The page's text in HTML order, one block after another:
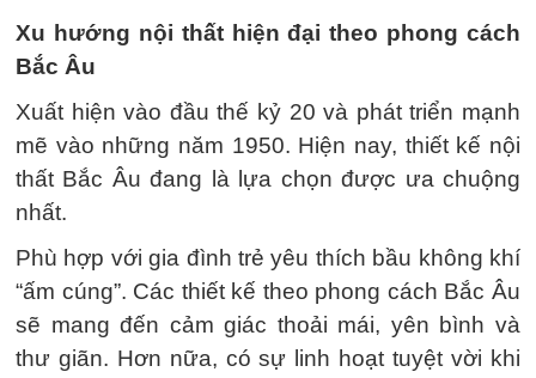
Xu hướng nội thất hiện đại theo phong cách
Bắc Âu
Xuất hiện vào đầu thế kỷ 20 và phát triển mạnh
mẽ vào những năm 1950. Hiện nay, thiết kế nội
thất Bắc Âu đang là lựa chọn được ưa chuộng
nhất.
Phù hợp với gia đình trẻ yêu thích bầu không khí
“ấm cúng”. Các thiết kế theo phong cách Bắc Âu
sẽ mang đến cảm giác thoải mái, yên bình và
thư giãn. Hơn nữa, có sự linh hoạt tuyệt vời khi